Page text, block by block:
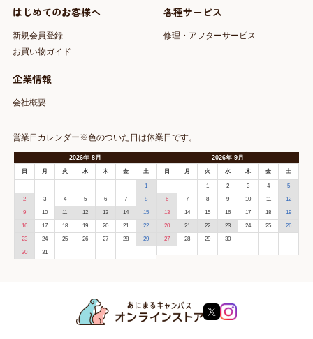
はじめてのお客様へ
新規会員登録
お買い物ガイド
各種サービス
修理・アフターサービス
企業情報
会社概要
営業日カレンダー※色のついた日は休業日です。
2026年 8月
日 月 火 水 木 金 土
1
2 3 4 5 6 7 8
9 10 11 12 13 14 15
16 17 18 19 20 21 22
23 24 25 26 27 28 29
30 31
2026年9月
日 月 火 水 木 金 土
1 2 3 4 5
6 7 8 9 10 11 12
13 14 15 16 17 18 19
20 21 22 23 24 25 26
27 28 29 30